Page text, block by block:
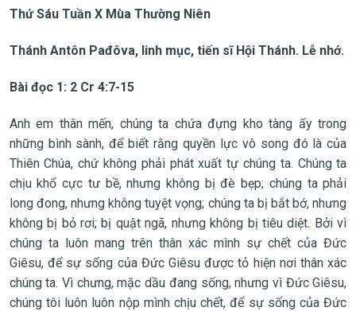
Thứ Sáu Tuần X Mùa Thường Niên
Thánh Antôn Pađôva, linh mục, tiến sĩ Hội Thánh. Lễ nhớ.
Bài đọc 1: 2 Cr 4:7-15
Anh em thân mến, chúng ta chứa đựng kho tàng ấy trong
những bình sành, để biết rằng quyền lực vô song đó là của
Thiên Chúa, chứ không phải phát xuất tự chúng ta. Chúng ta
chịu khổ cực tư bề, nhưng không bị đè bẹp; chúng ta phải
long đong, nhưng không tuyệt vọng; chúng ta bị bắt bớ, nhưng
không bị bỏ rơi; bị quật ngã, nhưng không bị tiêu diệt. Bởi vì
chúng ta luôn mang trên thân xác mình sự chết của Đức
Giêsu, để sự sống của Đức Giêsu được tỏ hiện nơi thân xác
chúng ta. Vì chưng, mặc dầu đang sống, nhưng vì Đức Giêsu,
chúng tôi luôn luôn nộp mình chịu chết, để sự sống của Đức